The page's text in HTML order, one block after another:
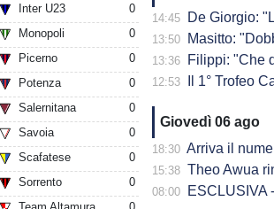
Inter U23
0
Monopoli
0
Picerno
0
Potenza
0
Salernitana
0
Savoia
0
Scafatese
0
Sorrento
0
14:45 De Giorgio:
13:50 Masitto:
13:36 Filippi: "Che
12:53 Il 1° Trofeo
Giovedì 06 ago
18:30 Arriva il
15:38 Theo Awua
08:00 ESCLUSIVA - Dg